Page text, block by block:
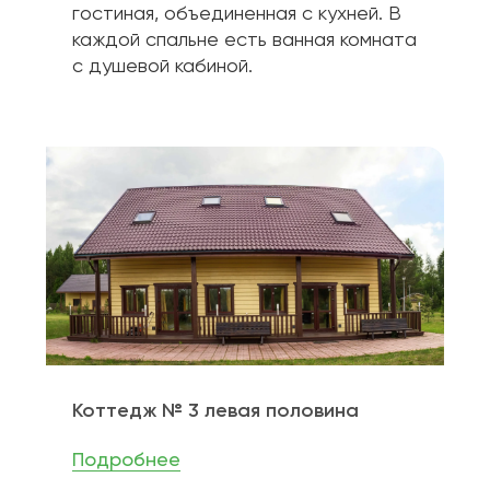
гостиная, объединенная с кухней. В
каждой спальне есть ванная комната
с душевой кабиной.
Коттедж № 3 левая половина
Подробнее